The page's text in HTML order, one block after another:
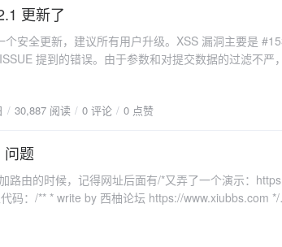
jrotty/Zevideogithub.com对typecho改动1,让文章根
Widget路径下编辑 Archive.php文件，在 764行左右找到如
Db::SORT_DESC) ->page($this->currentPage, $this-
Db::SORT_DESC)
的类型由text改为了mediumtext。截图展示备份下
更新了
个安全更新，建议所有用户升级。XSS 漏洞主要是
提到的错误。由于参数和对提交数据的过滤不严
了这一支持。更多的小更新对 PHP 8.1 的更多支持其
typecho/typecho/releases/latest/download/
30,887 阅读 0 评论 0 点赞
问题
路由的时候，记得网址后面有/*又弄了一个演示：
*/